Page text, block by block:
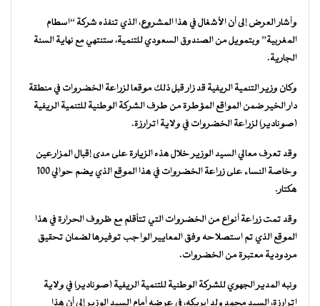
وأشار العرض إلى أن الأشغال في هذا المشروع، الذي تنفذه شركة “اسطام
المغربية” وبتمويل من الصندوق السعودي للتنمية، ستنتهي مع نهاية السنة
الجارية.
وكان وزير التنمية الريفية قد زار قبل ذلك موقعا لزراعة الخضروات في منطقة
دار الخير ضمن المواقع المؤطرة من طرف الشركة الوطنية للتنمية الريفية
(صونادير) لزراعة الخضروات في ولاية اترارزة.
وقد تعرف معالي السيد الوزير خلال هذه الزيارة على مدى إقبال المزارعين
وخاصة النساء على زراعة الخضروات في هذا الموقع الذي يضم حوالي 100
هكتار.
وقد تمت زراعة أنواع من الخضروات التي تتأقلم مع ظروف الحرارة في هذا
الموقع الذي تم استصلاحه وفق المعايير الواجب توفيرها لضمان تحقيق
مردودية معتبرة من الخضروات.
ونبه المدير الجهوي للشركة الوطنية للتنمية الريفية (صونادير) في ولاية
اترارزة، السيد محمد ولد ابريكه، في عرضه أمام السيد الوزير إلى أن هذا